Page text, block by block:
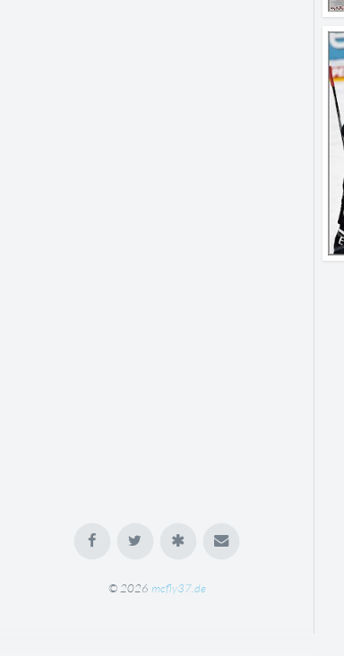
© 2026 mcfly37.de